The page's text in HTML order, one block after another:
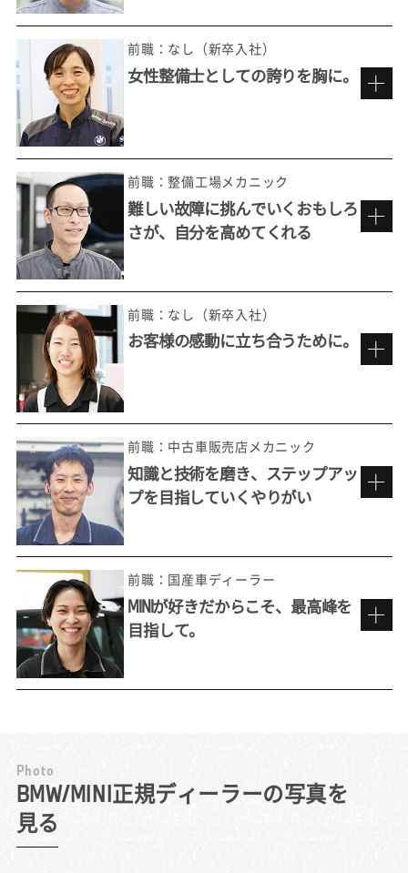
整備の最先端を極めていくおもしろさ
現在のディーラーへの転職は、私にとっては
「再入社」でした。新卒入社後に約7年間テク
ニシャンとして働いたのちに、他社を経験。
それでもやはりBMWでの仕事のおもしろさが
忘れられず、かつての上司に声をかけていた
だいたのを機に元の環境での再スタートを切
りました。
前職の中古車販売店では、メーカーを問わず
様々な車種を扱える良さは感じていたもの
の、故障診断や整備そのものをどこまでも追
求していける楽しさは正規ディーラーならで
は。BMWには専用の診断機（テスター）があ
り、それが車に搭載されたコンピュータと連
れにより、診断方法やトラブルシューティン
グのあり方もどんどん進化し、私たちはいつ
もその最先端で働けるというのはすごいこと
だと思います。
前職：なし（新卒入社）
女性整備士としての誇りを胸に。
ただ直すだけではない。
お客様の想いを実現する。
預かったお客様のクルマは1人の担当が隅々ま
で見ます。預かっている以上は『お客様の大
切な想いがこめられている特別な1台』という
ことを忘れずに、傷や汚れなどに細心の注意
を払い整備にあたります。
整備士という仕事をする中で男性に劣る部分
ムーズに仕事を行うのは難しかったです。
だからこそ自分で工具を工夫して使うことで
お客様への品質に差が出ないようにしていま
前職：整備工場メカニック
難しい故障に挑んでいくおもしろ
さが、自分を高めてくれる
もっと整備を追求したいという思い
民間の整備工場でメカニックをしていた前職
断機などの専用ツールや車両の資料がないた
め、結局は正規ディーラーにお客様の車を任
せることになるくやしさを感じていました。
もっと整備業を極めたいと転職を決め、BMW
前職：なし（新卒入社）
お客様の感動に立ち合うために。
今でも忘れられない
お客様からの「ありがとう」。
今でも一番やりがいを感じるのが故障探求で
前職：中古車販売店メカニック
知識と技術を磨き、ステップアッ
プを目指していくやりがい
資格制度から生まれる仕事への誇り
前職：国産車ディーラー
MINIが好きだからこそ、最高峰を
目指して。
MINIマイスターを目標に。
Photo
BMW/MINI正規ディーラーの写真を
見る